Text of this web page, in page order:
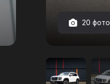
автомобиля
Haval
Dargo
в
20 фото